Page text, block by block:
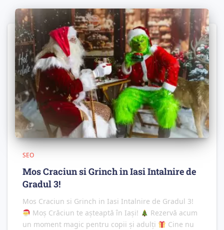
SEO
Mos Craciun si Grinch in Iasi Intalnire de
Gradul 3!
Mos Craciun si Grinch in Iasi Intalnire de Gradul 3!
Moș Crăciun te așteaptă în Iași!
Rezervă acum
un moment magic pentru copii și adulți
Cine nu